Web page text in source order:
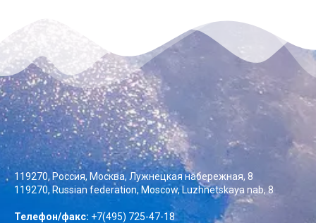
119270, Россия, Москва, Лужнецкая набережная, 8
119270, Russian federation, Moscow, Luzhnetskaya nab, 8
Телефон/факс: +7(495) 725-47-18